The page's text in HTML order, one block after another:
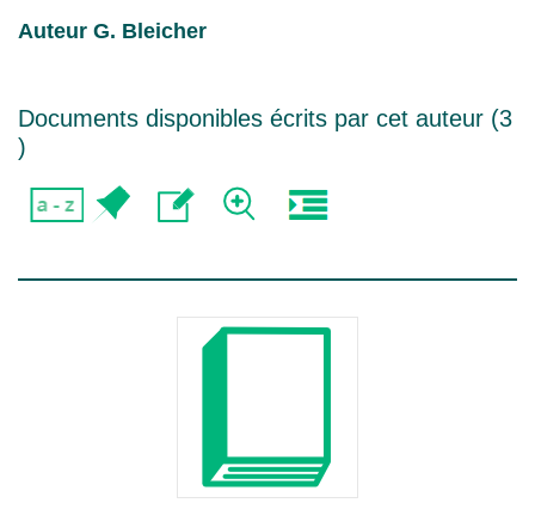
Auteur G. Bleicher
Documents disponibles écrits par cet auteur (3
)